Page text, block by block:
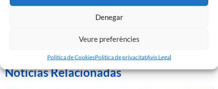
Denegar
Veure preferències
Politica de CookiesPolitica de privacitatAvis Legal
Arturo
Noticias Relacionadas